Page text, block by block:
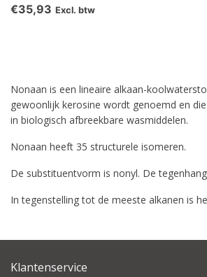
€35,93 Excl. btw
Nonaan is een lineaire alkaan-
gewoonlijk kerosine wordt genoemd en
in biologisch afbreekbare wasmiddelen.
Nonaan heeft 35 structurele isomeren.
De substituentvorm is nonyl. De
In tegenstelling tot de meeste alkanen is
Klantenservice